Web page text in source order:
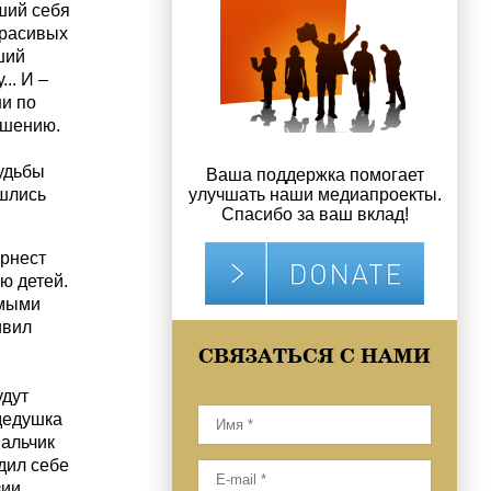
себя
И –
по
детей.
себе
Ваша поддержка помогает
улучшать наши медиапроекты.
Спасибо за ваш вклад!
СВЯЗАТЬСЯ С НАМИ